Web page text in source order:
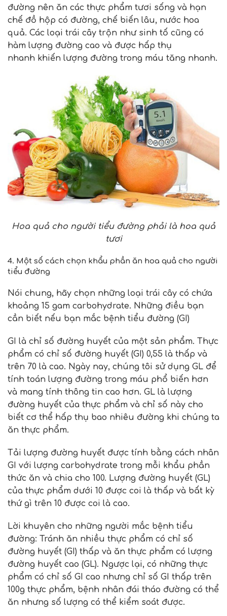
đường nên ăn các thực phẩm tươi sống và hạn
chế đồ hộp có đường, chế biến lâu, nước hoa
quả. Các loại trái cây trộn như sinh tố cũng có
hàm lượng đường cao và được hấp thụ
nhanh khiến lượng đường trong máu tăng nhanh.
Hoa quả cho người tiểu đường phải là hoa quả
tươi
4. Một số cách chọn khẩu phần ăn hoa quả cho người
tiểu đường
Nói chung, hãy chọn những loại trái cây có chứa
khoảng 15 gam carbohydrate. Những điều bạn
cần biết nếu bạn mắc bệnh tiểu đường (GI)
GI là chỉ số đường huyết của một sản phẩm. Thực
phẩm có chỉ số đường huyết (GI) 0,55 là thấp và
trên 70 là cao. Ngày nay, chúng tôi sử dụng GL để
tính toán lượng đường trong máu phổ biến hơn
và mang tính thông tin cao hơn. GL là lượng
đường huyết của thực phẩm và chỉ số này cho
biết cơ thể hấp thụ bao nhiêu đường khi chúng ta
ăn thực phẩm.
Tải lượng đường huyết được tính bằng cách nhân
GI với lượng carbohydrate trong mỗi khẩu phần
thức ăn và chia cho 100. Lượng đường huyết (GL)
của thực phẩm dưới 10 được coi là thấp và bất kỳ
thứ gì trên 10 được coi là cao.
Lời khuyên cho những người mắc bệnh tiểu
đường: Tránh ăn nhiều thực phẩm có chỉ số
đường huyết (GI) thấp và ăn thực phẩm có lượng
đường huyết cao (GL). Ngược lại, có những thực
phẩm có chỉ số GI cao nhưng chỉ số GI thấp trên
100g thực phẩm, bệnh nhân đái tháo đường có thể
ăn nhưng số lượng có thể kiểm soát được.